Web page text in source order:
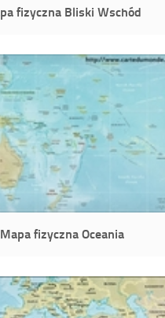
fizyczna Bliski Wschód
Mapa fizyczna Oceania